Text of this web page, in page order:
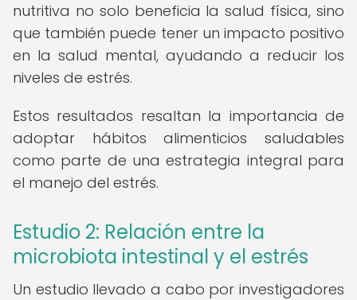
nutritiva no solo beneficia la salud física, sino
que también puede tener un impacto positivo
en la salud mental, ayudando a reducir los
niveles de estrés.
Estos resultados resaltan la importancia de
adoptar hábitos alimenticios saludables
como parte de una estrategia integral para
el manejo del estrés.
Estudio 2: Relación entre la
microbiota intestinal y el estrés
Un estudio llevado a cabo por investigadores